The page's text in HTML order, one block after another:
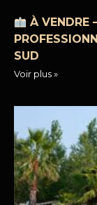
À VENDRE
SUD
Voir plus »